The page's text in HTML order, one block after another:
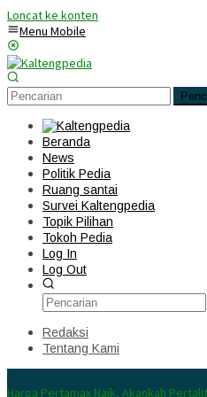
Loncat ke konten
Menu Mobile
Beranda
News
Politik Pedia
Ruang santai
Survei Kaltengpedia
Topik Pilihan
Tokoh Pedia
Log In
Log Out
Redaksi
Tentang Kami
Harga Pertamax Naik, Akankah